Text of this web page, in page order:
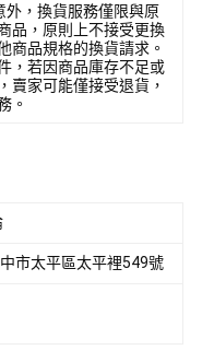
外，換貨服務僅限與原
品，原則上不接受更換
商品規格的換貨請求。
，若因商品庫存不足或
賣家可能僅接受退貨，
。
市太平區太平裡549號